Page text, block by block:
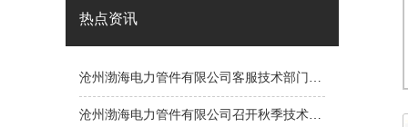
热点资讯
沧州渤海电力管件有限公司客服技术部门竭诚为您服务
沧州渤海电力管件有限公司召开秋季技术研讨会